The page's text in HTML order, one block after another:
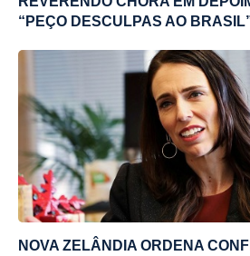
“PEÇO DESCULPAS AO
NOVA ZELÂNDIA ORDENA